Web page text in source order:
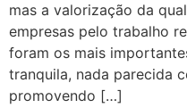
mas a valorização da
empresas pelo trabalho
foram os mais
tranquila, nada parecida
promovendo […]